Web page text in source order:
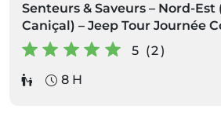
Senteurs & Saveurs – Nord-Est
Caniçal) – Jeep Tour Journée
5 (2)
8 H